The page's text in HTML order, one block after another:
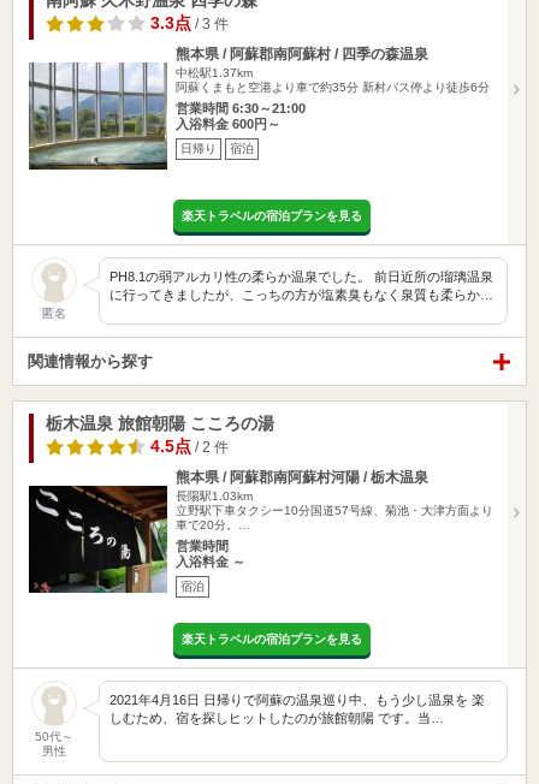
3.3点 / 3 件
熊本県 / 阿蘇郡南阿蘇村 / 四季の森温泉
中松駅1.37km
阿蘇くまもと空港より車で約35分 新村バス停より徒歩6分
営業時間 6:30～21:00
入浴料金 600円～
日帰り 宿泊
楽天トラベルの宿泊プランを見る
匿名
PH8.1の弱アルカリ性の柔らか温泉でした。 前日近所の瑠璃温泉
に行ってきましたが、こっちの方が塩素臭もなく泉質も柔らか…
関連情報から探す
栃木温泉 旅館朝陽 こころの湯
4.5点 / 2 件
熊本県 / 阿蘇郡南阿蘇村河陽 / 栃木温泉
長陽駅1.03km
立野駅下車タクシー10分国道57号線、菊池・大津方面より
車で20分。…
営業時間
入浴料金 ～
宿泊
楽天トラベルの宿泊プランを見る
50代～
男性
2021年4月16日 日帰りで阿蘇の温泉巡り中、もう少し温泉を 楽
しむため、宿を探しヒットしたのが旅館朝陽 です。当…